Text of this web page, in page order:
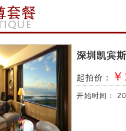
深圳凯宾
起拍价：
开始时间：